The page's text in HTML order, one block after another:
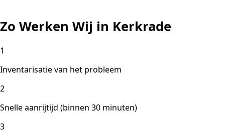
Zo Werken Wij in Kerkrade
1
Inventarisatie van het probleem
2
Snelle aanrijtijd (binnen 30 minuten)
3